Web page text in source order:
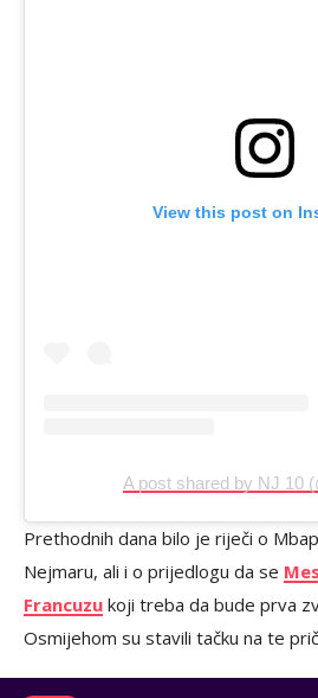
View this post on
A post shared by NJ 10
Prethodnih dana bilo je riječi o
Nejmaru, ali i o prijedlogu da se
Francuzu koji treba da bude prva
Osmijehom su stavili tačku na te